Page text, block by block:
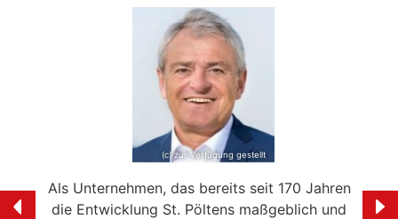
Als Unternehmen, das bereits seit 170 Jahren
die Entwicklung St. Pöltens maßgeblich und
(c) zur Verfügung gestellt
Ich